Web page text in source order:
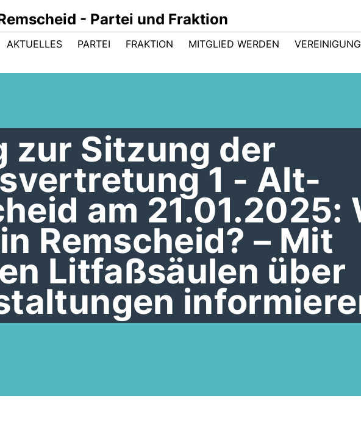
- Partei und Fraktion
AKTUELLES PARTEI FRAKTION MITGLIED WERDEN
zur Sitzung der
1 - Alt-
am 21.01.2025:
Remscheid? – Mit
Litfaßsäulen über